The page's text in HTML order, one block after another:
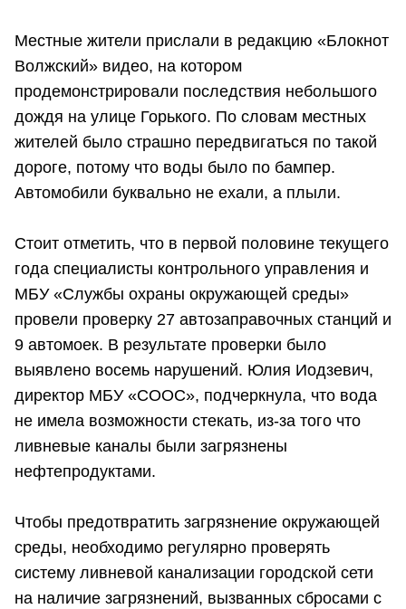
Местные жители прислали в редакцию «Блокнот
Волжский» видео, на котором
продемонстрировали последствия небольшого
дождя на улице Горького. По словам местных
жителей было страшно передвигаться по такой
дороге, потому что воды было по бампер.
Автомобили буквально не ехали, а плыли.
Стоит отметить, что в первой половине текущего
года специалисты контрольного управления и
МБУ «Службы охраны окружающей среды»
провели проверку 27 автозаправочных станций и
9 автомоек. В результате проверки было
выявлено восемь нарушений. Юлия Иодзевич,
директор МБУ «СООС», подчеркнула, что вода
не имела возможности стекать, из-за того что
ливневые каналы были загрязнены
нефтепродуктами.
Чтобы предотвратить загрязнение окружающей
среды, необходимо регулярно проверять
систему ливневой канализации городской сети
на наличие загрязнений, вызванных сбросами с